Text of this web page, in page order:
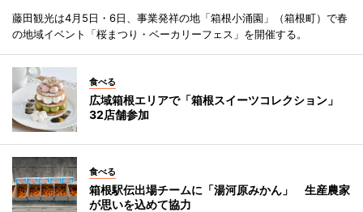
藤田観光は4月5日・6日、事業発祥の地「箱根小涌園」（箱根町）で春
の地域イベント「桜まつり・ベーカリーフェス」を開催する。
食べる
広域箱根エリアで「箱根スイーツコレクション」
32店舗参加
食べる
箱根駅伝出場チームに「湯河原みかん」 生産農家
が思いを込めて協力